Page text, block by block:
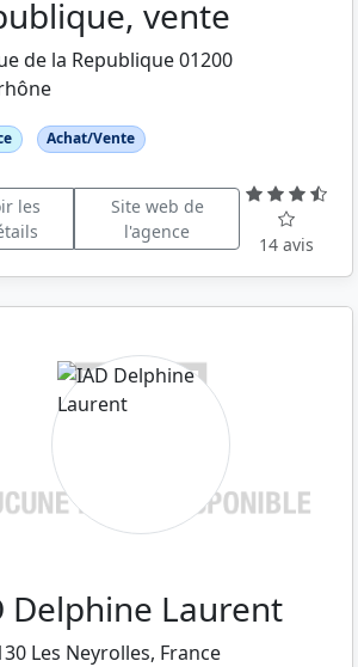
vente
de la Republique 01200
Achat/Vente
les
Site web de
l'agence
14 avis
Delphine Laurent
Les Neyrolles, France